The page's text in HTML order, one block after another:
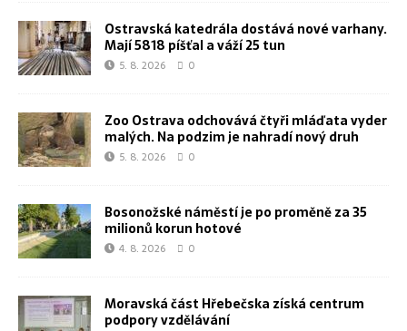
Ostravská katedrála dostává nové varhany.
Mají 5818 píšťal a váží 25 tun
5. 8. 2026 0
Zoo Ostrava odchovává čtyři mláďata vyder
malých. Na podzim je nahradí nový druh
5. 8. 2026 0
Bosonožské náměstí je po proměně za 35
milionů korun hotové
4. 8. 2026 0
Moravská část Hřebečska získá centrum
podpory vzdělávání